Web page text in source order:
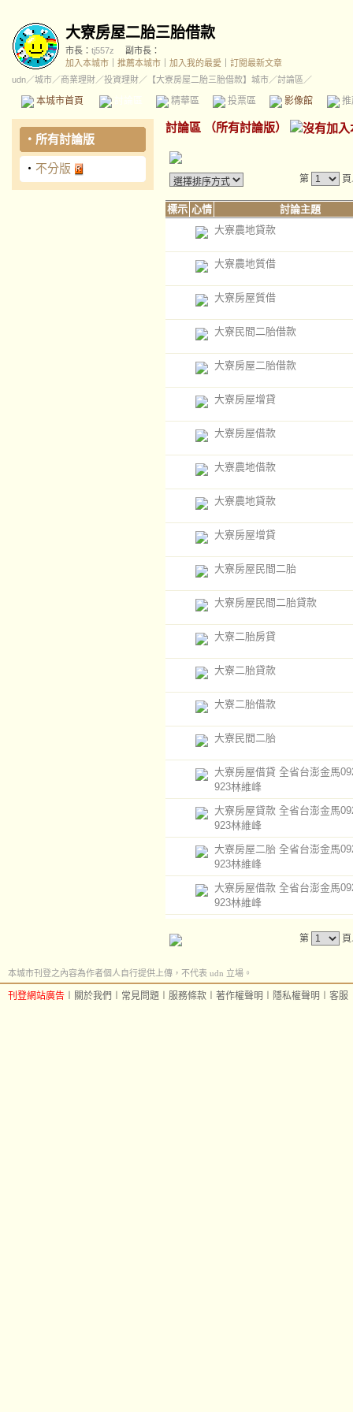
大寮房屋二胎三胎借款
市長： tj557z
副市長：
加入本城市
推薦本城市 加入我的最愛
訂閱最新文章
udn／城市／商業理財／投資理財／ 【大寮房屋二胎三胎借款】城市／討論區／
本城市首頁 精華區 投票區 影像館
‧ 所有討論版
‧ 不分版
討論區 （所有討論版）
第
標示 心情
討論主題
大寮農地貸款
大寮農地質借
大寮房屋質借
大寮民間二胎借款
大寮房屋二胎借款
大寮房屋增貸
大寮房屋借款
大寮農地借款
大寮農地貸款
大寮房屋增貸
大寮房屋民間二胎
大寮房屋民間二胎貸款
大寮二胎房貸
大寮二胎貸款
大寮二胎借款
大寮民間二胎
大寮房屋借貸 全省台澎金馬
923林維峰
大寮房屋貸款 全省台澎金馬
923林維峰
大寮房屋二胎 全省台澎金馬
923林維峰
大寮房屋借款 全省台澎金馬
923林維峰
第
本城市刊登之內容為作者個人自行提供上傳，不代表 udn 立場。
刊登網站廣告 關於我們 常見問題 服務條款 著作權聲明 隱私權聲明 客服